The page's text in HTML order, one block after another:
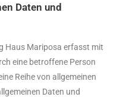
Daten und
Haus Mariposa erfasst mit
eine betroffene Person
Reihe von allgemeinen
Daten und